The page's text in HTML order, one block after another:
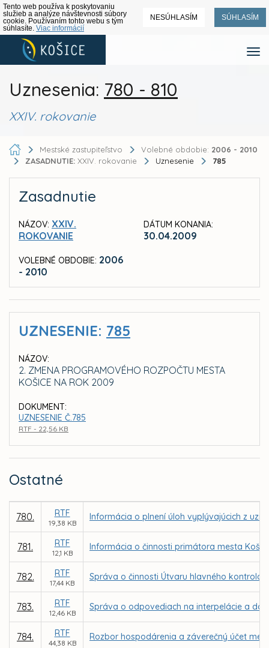
Tento web používa k poskytovaniu
služieb a analýze návštevnosti súbory
cookie. Používaním tohto webu s tým
súhlasíte. Viac informácií
NESÚHLASÍM SÚHLASÍM
Uznesenia: 780 - 810
XXIV. rokovanie
Mestské zastupiteľstvo Volebné obdobie: 2006 - 2010
ZASADNUTIE: XXIV. rokovanie Uznesenie 785
Zasadnutie
NÁZOV: XXIV.
ROKOVANIE
VOLEBNÉ OBDOBIE: 2006
- 2010
DÁTUM KONANIA:
30.04.2009
UZNESENIE: 785
NÁZOV:
2. ZMENA PROGRAMOVÉHO ROZPOČTU MESTA
KOŠICE NA ROK 2009
DOKUMENT:
UZNESENIE Č.785
RTF - 22,56 KB
Ostatné
780. RTF
19,38 KB
Informácia o plnení úloh vyplývajúcich z
781. RTF
12,1 KB
Informácia o činnosti primátora mesta
782. RTF
17,44 KB
Správa o činnosti Útvaru hlavného
783. RTF
12,46 KB
Správa o odpovediach na interpelácie a
784. RTF
44,38 KB
Rozbor hospodárenia a záverečný účet